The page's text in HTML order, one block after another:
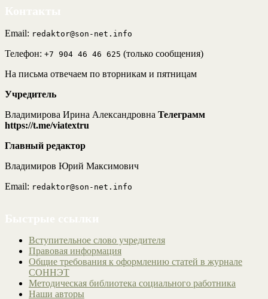
Email: redaktor@son-net.info
Телефон: +7 904 46 46 625 (только сообщения)
На письма отвечаем по вторникам и пятницам
Учредитель
Владимирова Ирина Александровна Телеграмм
https://t.me/viatextru
Главный редактор
Владимиров Юрий Максимович
Email: redaktor@son-net.info
Вступительное слово учредителя
Правовая информация
Общие требования к оформлению статей в журнале
СОННЭТ
Методическая библиотека социального работника
Наши авторы